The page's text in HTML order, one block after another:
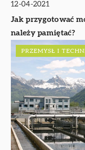
12-04-2021
Jak przygotować
należy pamiętać?
PRZEMYSŁ I